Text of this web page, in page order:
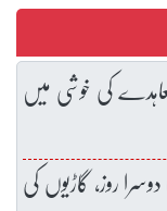
کی خوشی میں
روز، گاڑیوں کی